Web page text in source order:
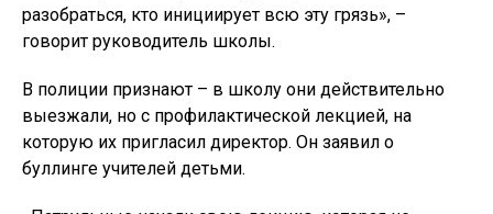
разобраться, кто инициирует всю эту грязь», –
говорит руководитель школы.
В полиции признают – в школу они действительно
выезжали, но с профилактической лекцией, на
которую их пригласил директор. Он заявил о
буллинге учителей детьми.